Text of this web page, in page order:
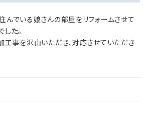
んでいる娘さんの部屋をリフォームさせて
た。
工事を沢山いただき、対応させていただき